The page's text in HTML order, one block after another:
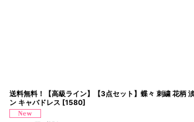
送料無料！【高級ライン】【3点セット】蝶々 刺繍 花柄
ン キャバドレス [1580]